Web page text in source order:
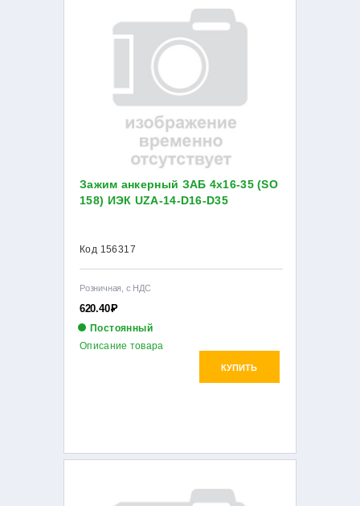
Зажим анкерный ЗАБ 4х16-35 (SO
158) ИЭК UZA-14-D16-D35
Код 156317
Розничная, с НДС
620.40Р
Постоянный
КУПИТЬ
Описание товара